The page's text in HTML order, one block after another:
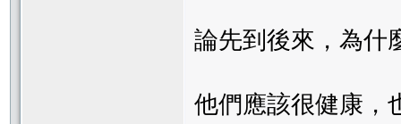
論先到後來，為什
他們應該很健康，